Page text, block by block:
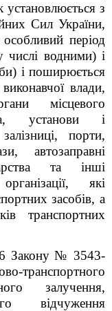
установлюється з
Сил України,
період
числі водними) і
і поширюється
влади,
місцевого
установи і
порти,
автозаправні
та інші
які
засобів, а
транспортних
6 Закону № 3543-
транспортного
залучення,
відчуження